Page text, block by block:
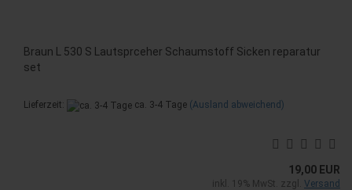
Braun L 530 S Lautsprceher Schaumstoff Sicken reparatur
set
Lieferzeit: ca. 3-4 Tage (Ausland abweichend)
19,00 EUR
inkl. 19% MwSt. zzgl. Versand